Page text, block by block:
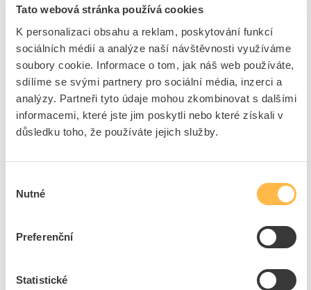
Tato webová stránka používá cookies
K personalizaci obsahu a reklam, poskytování funkcí
sociálních médií a analýze naší návštěvnosti využíváme
soubory cookie. Informace o tom, jak náš web používáte,
sdílíme se svými partnery pro sociální média, inzerci a
analýzy. Partneři tyto údaje mohou zkombinovat s dalšími
informacemi, které jste jim poskytli nebo které získali v
důsledku toho, že používáte jejich služby.
souhlasu
Nutné
Preferenční
Statistické
Montáž ve směru
Vodorovně i svisle
Stupeň krytí (IP)
IP20
Provedení povrchu
Lesklý
Počet horizontálních
jednotek
Počet vertikálních
jednotek
Textové pole / popisovací
Pro zásuvku podlahového
Vhodné pro parapetní